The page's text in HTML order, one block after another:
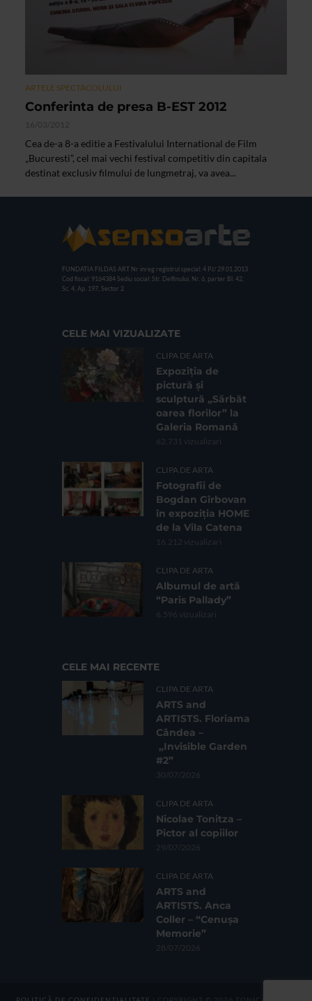
ARTELE SPECTACOLULUI
Conferinta de presa B-EST 2012
16/03/2012
Cea de-a 8-a editie a Festivalului International de Film
„Bucuresti”, cel mai vechi festival competitiv din capitala
destinat exclusiv filmului de lungmetraj, va avea...
FUNDATIA FILDAS ART Nr inreg registrul special: 4 PJ/ 29.01.2013
Cod fiscal: 9164384 Sediu social: Str. Delfinului, Nr. 6, parter Bl. 42,
Sc. 4, Ap. 197, Sector 2
CELE MAI VIZUALIZATE
CLIPA DE ARTA
Expoziția de
pictură și
sculptură „Sărbăt
oarea florilor” la
Galeria Romană
62.731 vizualizari
CLIPA DE ARTA
Fotografii de
Bogdan Gîrbovan
în expoziția HOME
de la Vila Catena
16.212 vizualizari
CLIPA DE ARTA
Albumul de artă
“Paris Pallady”
6.596 vizualizari
CELE MAI RECENTE
CLIPA DE ARTA
ARTS and
ARTISTS. Floriama
Cândea –
„Invisible Garden
#2”
30/07/2026
CLIPA DE ARTA
Nicolae Tonitza –
Pictor al copiilor
29/07/2026
CLIPA DE ARTA
ARTS and
ARTISTS. Anca
Coller – “Cenușa
Memorie”
28/07/2026